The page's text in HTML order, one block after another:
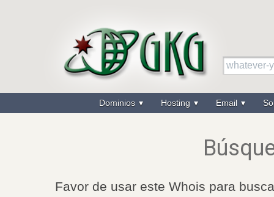
Dominios Hosting Email
Favor de usar este Whois para